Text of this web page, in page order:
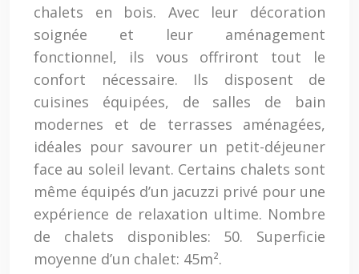
chalets en bois. Avec leur décoration
soignée et leur aménagement
fonctionnel, ils vous offriront tout le
confort nécessaire. Ils disposent de
cuisines équipées, de salles de bain
modernes et de terrasses aménagées,
idéales pour savourer un petit-déjeuner
face au soleil levant. Certains chalets sont
même équipés d’un jacuzzi privé pour une
expérience de relaxation ultime. Nombre
de chalets disponibles: 50. Superficie
moyenne d’un chalet: 45m².